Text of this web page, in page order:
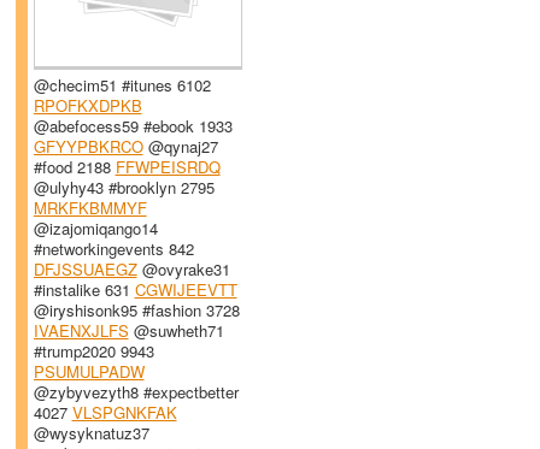
@checim51 #itunes 6102
RPOFKXDPKB
@abefocess59 #ebook 1933
GFYYPBKRCO@qynaj27
#food 2188 FFWPEISRDQ
@ulyhy43 #brooklyn 2795
MRKFKBMMYF
@izajomiqango14
#networkingevents 842
DFJSSUAEGZ@ovyrake31
#instalike 631 CGWIJEEVTT
@iryshisonk95 #fashion 3728
IVAENXJLFS @suwheth71
#trump2020 9943
PSUMULPADW
@zybyvezyth8 #expectbetter
4027 VLSPGNKFAK
@wysyknatuz37